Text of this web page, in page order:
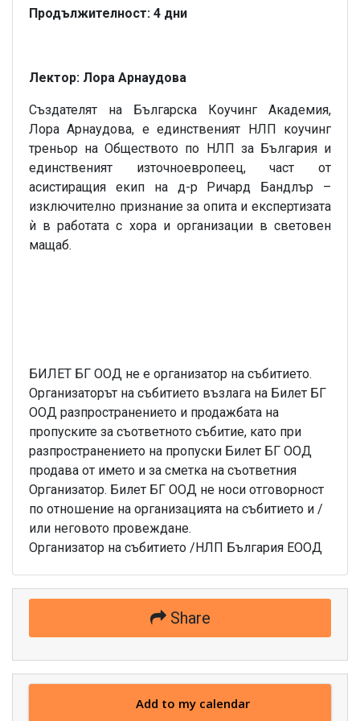
Продължителност: 4 дни
Лектор: Лора Арнаудова
Създателят на Българска Коучинг Академия,
Лора Арнаудова, е единственият НЛП коучинг
треньор на Обществото по НЛП за България и
единственият източноевропеец, част от
асистиращия екип на д-р Ричард Бандлър –
изключително признание за опита и експертизата
ѝ в работата с хора и организации в световен
мащаб.
БИЛЕТ БГ ООД не е организатор на събитието.
Организаторът на събитието възлага на Билет БГ
ООД разпространението и продажбата на
пропуските за съответното събитие, като при
разпространението на пропуски Билет БГ ООД
продава от името и за сметка на съответния
Организатор. Билет БГ ООД не носи отговорност
по отношение на организацията на събитието и /
или неговото провеждане.
Организатор на събитието /НЛП България ЕООД
Share
Add to my calendar